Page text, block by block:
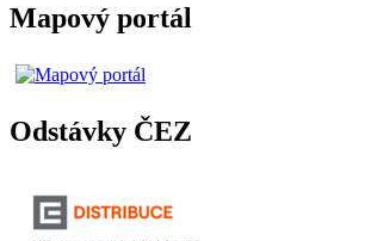
Mapový portál
Odstávky ČEZ